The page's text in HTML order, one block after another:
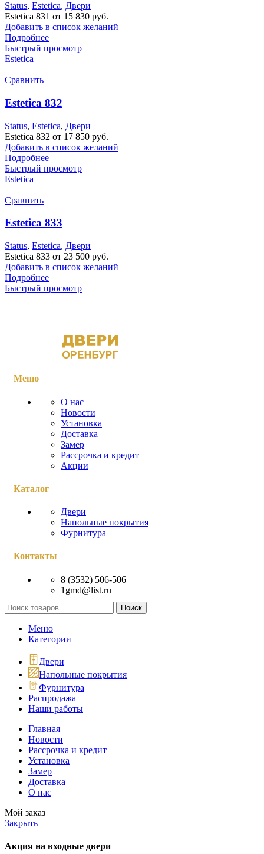
Status, Estetica, Двери
Estetica 831 от 15 830 руб.
Добавить в список желаний
Подробнее
Быстрый просмотр
Estetica
Сравнить
Estetica 832
Status, Estetica, Двери
Estetica 832 от 17 850 руб.
Добавить в список желаний
Подробнее
Быстрый просмотр
Estetica
Сравнить
Estetica 833
Status, Estetica, Двери
Estetica 833 от 23 500 руб.
Добавить в список желаний
Подробнее
Быстрый просмотр
Меню
О нас
Новости
Установка
Доставка
Замер
Рассрочка и кредит
Акции
Каталог
Двери
Напольные покрытия
Фурнитура
Контакты
8 (3532) 506-506
1gmd@list.ru
Поиск
Меню
Категории
Двери
Напольные покрытия
Фурнитура
Распродажа
Наши работы
Главная
Новости
Рассрочка и кредит
Установка
Замер
Доставка
О нас
Мой заказ
Закрыть
Акция на входные двери